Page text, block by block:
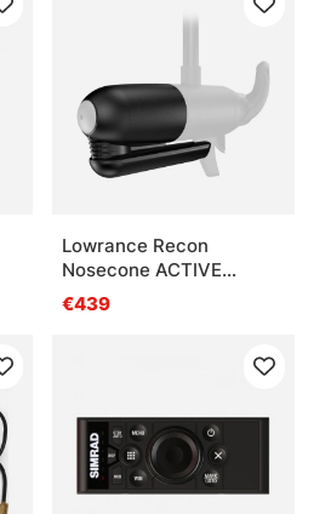
Lowrance Recon
Nosecone ACTIVE
IMAGING 3-IN-8
€439